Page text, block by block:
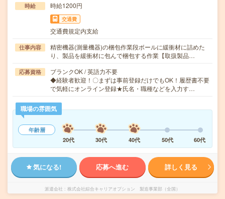
時給 時給1200円
交通費
交通費規定内支給
仕事内容
精密機器(測量機器)の梱包作業段ボールに緩衝材に詰めた
り、製品を緩衝材に包んで梱包する作業【取扱製品…
応募資格
ブランクOK / 英語力不要
◆経験者歓迎！〇まずは事前登録だけでもOK！履歴書不要
で気軽にオンライン登録★氏名・職種などを入力す…
職場の雰囲気
年齢層
20代
30代 40代 50代 60代
気になる! 応募へ進む 詳しく見る
派遣会社 株式会社綜合キャリアオプション 製造事業部（全国）